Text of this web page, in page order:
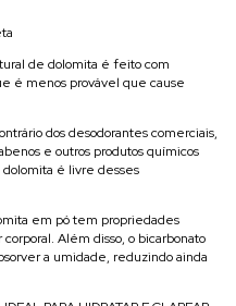
de dolomita é feito com
é menos provável que cause
dos desodorantes comerciais,
e outros produtos químicos
é livre desses
em pó tem propriedades
Além disso, o bicarbonato
a umidade, reduzindo ainda